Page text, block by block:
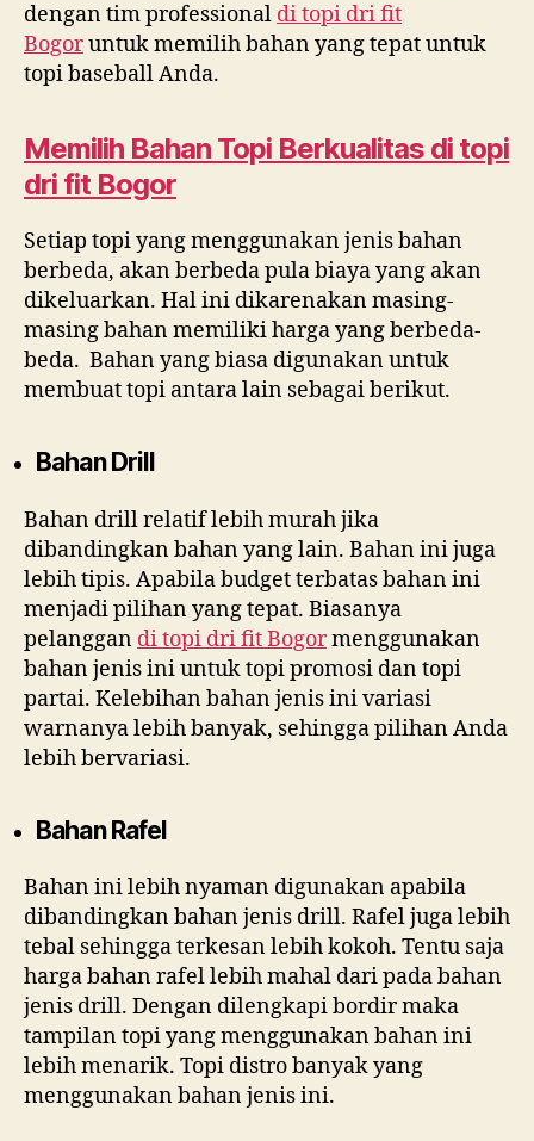
dengan tim professional ditopi dri fit
Bogoruntuk memilih bahan yang tepat untuk
topi baseball Anda.
Memilih Bahan Topi Berkualitas di topi
dri fit Bogor
Setiap topi yang menggunakan jenis bahan
berbeda, akan berbeda pula biaya yang akan
dikeluarkan. Hal ini dikarenakan masing-
masing bahan memiliki harga yang berbeda-
beda. Bahan yang biasa digunakan untuk
membuat topi antara lain sebagai berikut.
Bahan Drill
Bahan drill relatif lebih murah jika
dibandingkan bahan yang lain. Bahan ini juga
lebih tipis. Apabila budget terbatas bahan ini
menjadi pilihan yang tepat. Biasanya
pelanggan ditopi dri fit Bogormenggunakan
bahan jenis ini untuk topi promosi dan topi
partai. Kelebihan bahan jenis ini variasi
warnanya lebih banyak, sehingga pilihan Anda
lebih bervariasi.
Bahan Rafel
Bahan ini lebih nyaman digunakan apabila
dibandingkan bahan jenis drill. Rafel juga lebih
tebal sehingga terkesan lebih kokoh. Tentu saja
harga bahan rafel lebih mahal dari pada bahan
jenis drill. Dengan dilengkapi bordir maka
tampilan topi yang menggunakan bahan ini
lebih menarik. Topi distro banyak yang
menggunakan bahan jenis ini.